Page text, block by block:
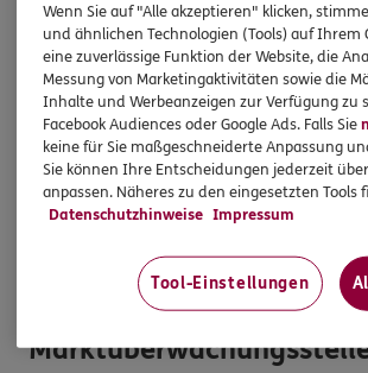
eine Barriere gestoßen sind.
den Link aus der Adresszeile
Schicken Sie denLink zusammen
Hinweis auf den Text oder
Schwierigkeiten bereitet hat, an:
barriere.melden@ergo.de
Bitte senden Sie an diese E-Mail-
Anmerkungen zum Thema
persönlichen Versicherungsschutz.
Wenn Sie auf "Alle akzeptieren" klicken,
und ähnlichen Technologien (Tools) auf Ihrem
eine zuverlässige Funktion der Website, die
Messung von Marketingaktivitäten sowie die
Inhalte und Werbeanzeigen zur Verfügung zu
Facebook Audiences oder Google Ads. Falls Sie
keine für Sie maßgeschneiderte Anpassung
Sie können Ihre Entscheidungen jederzeit
anpassen. Näheres zu den eingesetzten Tools
Datenschutzhinweise Impressum
Tool-Einstellungen